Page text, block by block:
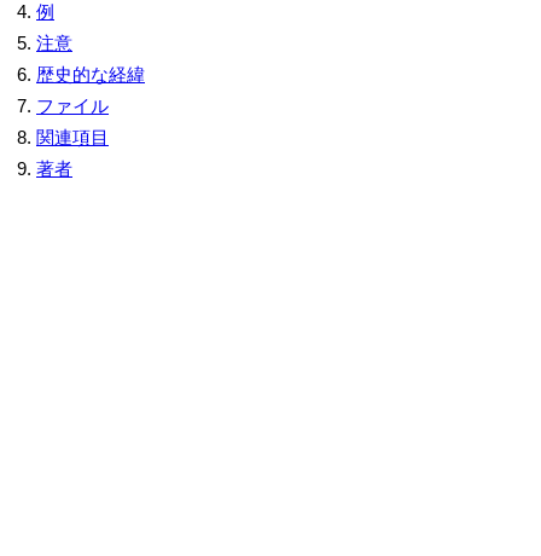
例
注意
歴史的な経緯
ファイル
関連項目
著者